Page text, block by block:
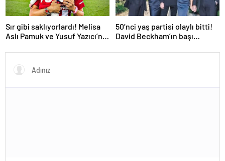
Sır gibi saklıyorlardı! Melisa
Aslı Pamuk ve Yusuf Yazıcı’nın
Bakın minik Mylan kime
benziyor…
50’nci yaş partisi olaylı bitti!
David Beckham’ın başı